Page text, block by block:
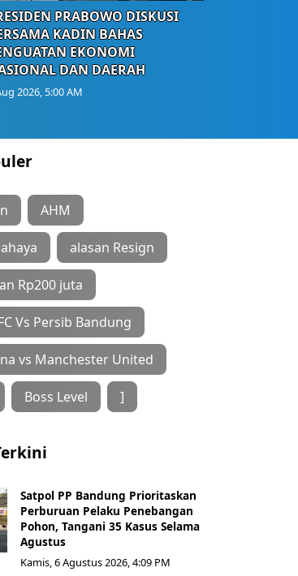
PRABOWO DISKUSI
KADIN BAHAS
EKONOMI
DAN DAERAH
2026, 5:00 AM
AHM
alasan Resign
Rp200 juta
Vs Persib Bandung
vs Manchester United
Boss Level ]
Satpol PP Bandung Prioritaskan
Perburuan Pelaku Penebangan
Pohon, Tangani 35 Kasus Selama
Agustus
Kamis, 6 Agustus 2026, 4:09 PM